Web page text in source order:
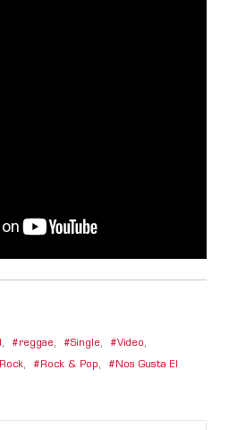
, reggae, Single, Video,
Rock, Rock & Pop, Nos Gusta El